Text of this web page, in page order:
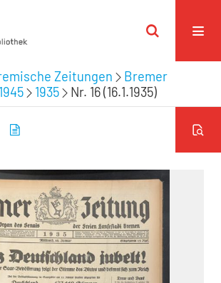
Zeitungen
Bremer
1935 Nr. 16 (16.1.1935)